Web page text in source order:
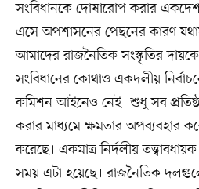
সংবিধানকে দোষারোপ করার
এসে অপশাসনের পেছনের কারণ
আমাদের রাজনৈতিক সংস্কৃতির
সংবিধানের কোথাও একদলীয়
কমিশন আইনেও নেই। শুধু সব
করার মাধ্যমে ক্ষমতার অপব্যবহার
করেছে। একমাত্র নির্দলীয়
সময় এটা হয়েছে। রাজনৈতিক